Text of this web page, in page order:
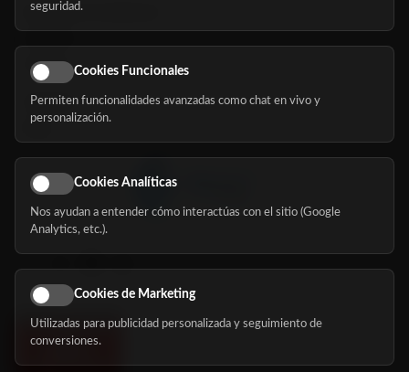
Buscador de residencias
Eventos
Nosotros
Síguenos
seguridad.
Cookies Funcionales
Permiten funcionalidades avanzadas como chat en vivo y
personalización.
Cookies Analíticas
Nos ayudan a entender cómo interactúas con el sitio (Google
Analytics, etc.).
Cookies de Marketing
Utilizadas para publicidad personalizada y seguimiento de
conversiones.